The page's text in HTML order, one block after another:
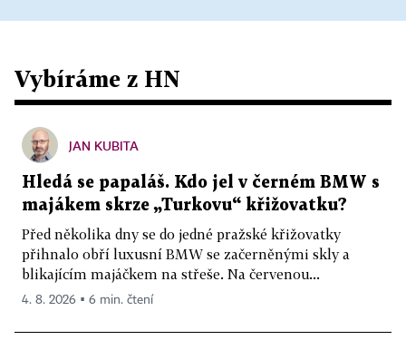
Vybíráme z HN
JAN KUBITA
Hledá se papaláš. Kdo jel v černém BMW s
majákem skrze „Turkovu“ křižovatku?
Před několika dny se do jedné pražské křižovatky
přihnalo obří luxusní BMW se začerněnými skly a
blikajícím majáčkem na střeše. Na červenou...
4. 8. 2026 ▪ 6 min. čtení